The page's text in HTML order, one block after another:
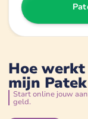
Hoe
mijn
Start online jouw
geld.